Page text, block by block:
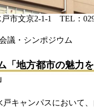
市文京2-1-1 TEL：
議・シンポジウム
「地方都市の魅力
戸キャンパスにおいて